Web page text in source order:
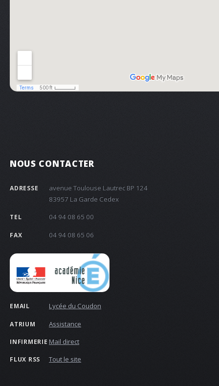
NOUS CONTACTER
ADRESSE
avenue Toulouse Lautrec BP 124
83957 La Garde Cedex
TEL 04 94 08 65 00
FAX 04 94 08 65 06
EMAIL Lycée du Coudon
ATRIUM Assistance
INFIRMERIE Mail direct
FLUX RSS Tout le site